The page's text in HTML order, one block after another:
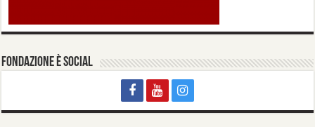
FONDAZIONE È SOCIAL